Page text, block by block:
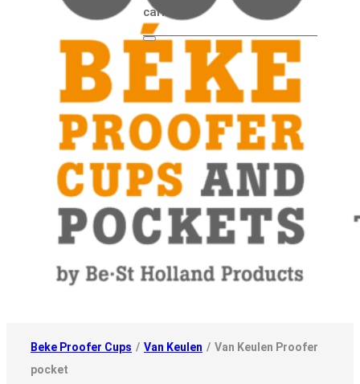
carrito.
Beke Proofer Cups / Van Keulen / Van Keulen Proofer
pocket